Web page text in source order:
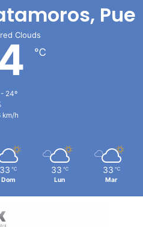
Pue
Clouds
℃
- 24º
km/h
33 ℃
Dom
33 ℃
Lun
33 ℃
Mar